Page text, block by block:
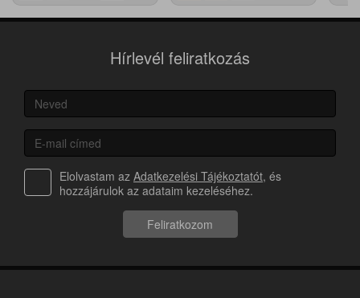
Hírlevél feliratkozás
Elolvastam az Adatkezelési Tájékoztatót, és
hozzájárulok az adataim kezeléséhez.
Feliratkozom